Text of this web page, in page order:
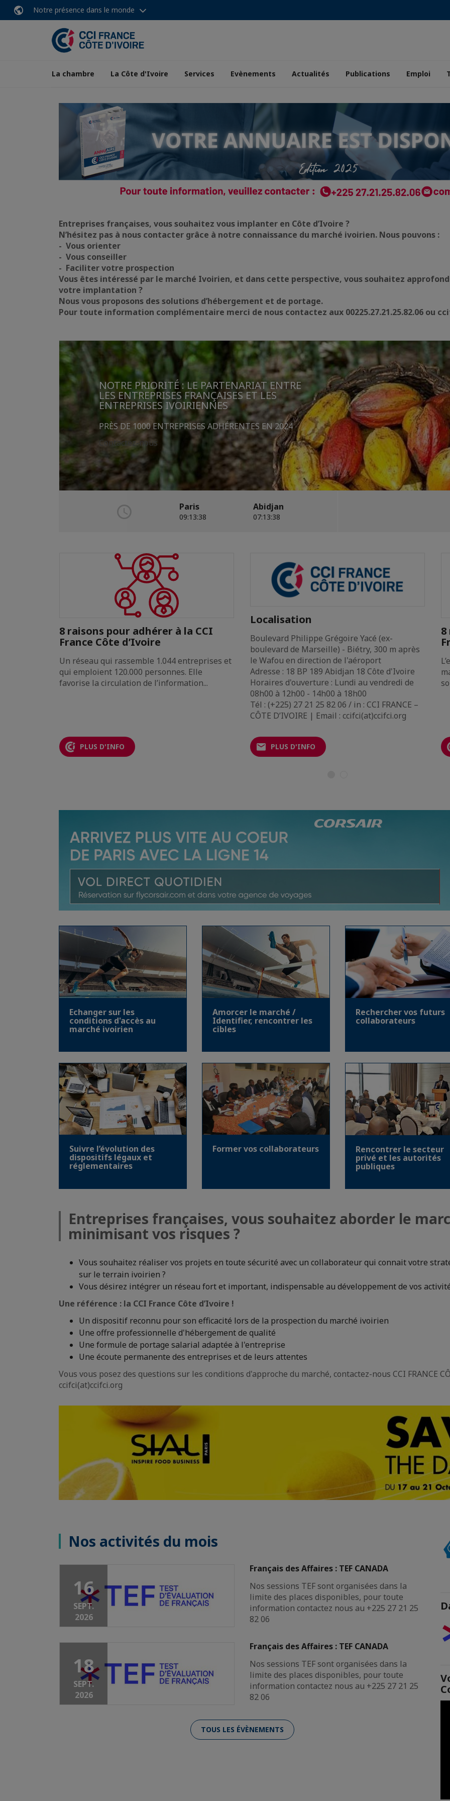
Notre présence dans le monde
La chambre La Côte d'Ivoire Services Evènements Actualités Publications Emploi
Entreprises françaises, vous souhaitez vous implanter en Côte d’Ivoire ?
N’hésitez pas à nous contacter grâce à notre connaissance du marché ivoirien. Nous pouvons :
- Vous orienter
- Vous conseiller
- Faciliter votre prospection
Vous êtes intéressé par le marché Ivoirien, et dans cette perspective, vous souhaitez
votre implantation ?
Nous vous proposons des solutions d’hébergement et de portage.
Pour toute information complémentaire merci de nous contactez aux 00225.27.21.25.82.06 ou
NOTRE PRIORITÉ : LE PARTENARIAT ENTRE
LES ENTREPRISES FRANÇAISES ET LES
ENTREPRISES IVOIRIENNES
PRÈS DE 1000 ENTREPRISES ADHÉRENTES EN 2024
Contactez-nous
Paris
09:13:40
Abidjan
07:13:40
8 raisons pour adhérer à la CCI
France Côte d’Ivoire
Un réseau qui rassemble 1.044 entreprises et
qui emploient 120.000 personnes. Elle
favorise la circulation de l’information...
PLUS D'INFO
Localisation
Boulevard Philippe Grégoire Yacé (ex-
boulevard de Marseille) - Biétry, 300 m après
le Wafou en direction de l'aéroport
Adresse : 18 BP 189 Abidjan 18 Côte d'Ivoire
Horaires d'ouverture : Lundi au vendredi de
08h00 à 12h00 - 14h00 à 18h00
Tél : (+225) 27 21 25 82 06 / in : CCI FRANCE –
CÔTE D’IVOIRE | Email : ccifci(at)ccifci.org
PLUS D'INFO
8
Echanger sur les
conditions d'accès au
marché ivoirien
Amorcer le marché /
Identifier, rencontrer les
cibles
Rechercher vos futurs
collaborateurs
Suivre l’évolution des
dispositifs légaux et
réglementaires
Former vos collaborateurs Rencontrer le secteur
privé et les autorités
publiques
Entreprises françaises, vous souhaitez aborder le
minimisant vos risques ?
Vous souhaitez réaliser vos projets en toute sécurité avec un collaborateur qui connait votre
sur le terrain ivoirien ?
Vous désirez intégrer un réseau fort et important, indispensable au développement de vos
Une référence : la CCI France Côte d’Ivoire !
Un dispositif reconnu pour son efficacité lors de la prospection du marché ivoirien
Une offre professionnelle d'hébergement de qualité
Une formule de portage salarial adaptée à l'entreprise
Une écoute permanente des entreprises et de leurs attentes
Vous vous posez des questions sur les conditions d'approche du marché, contactez-nous CCI FRANCE
ccifci(at)ccifci.org
Nos activités du mois
16
SEPT.
2026
Français des Affaires : TEF CANADA
Nos sessions TEF sont organisées dans la
limite des places disponibles, pour toute
information contactez nous au +225 27 21 25
82 06
18
SEPT.
2026
Français des Affaires : TEF CANADA
Nos sessions TEF sont organisées dans la
limite des places disponibles, pour toute
information contactez nous au +225 27 21 25
82 06
TOUS LES ÉVÈNEMENTS